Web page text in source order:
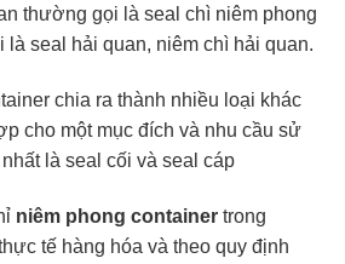
thường gọi là seal chì niêm phong
là seal hải quan, niêm chì hải quan.
chia ra thành nhiều loại khác
cho một mục đích và nhu cầu sử
là seal cối và seal cáp
niêm phong container trong
tế hàng hóa và theo quy định